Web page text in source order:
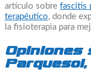
artículo sobre fascitis
terapéutico, donde
la fisioterapia para
Opiniones